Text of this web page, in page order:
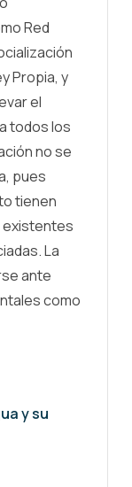
Red
Propia, y
el
todos los
no se
pues
tienen
existentes
La
ante
como
y su